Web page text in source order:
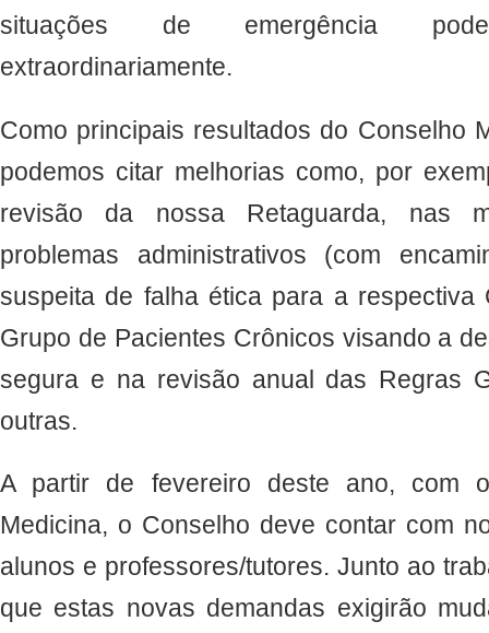
situações de emergência
extraordinariamente.
Como principais resultados do Conselho
podemos citar melhorias como, por
revisão da nossa Retaguarda, nas
problemas administrativos (com
suspeita de falha ética para a respectiva
Grupo de Pacientes Crônicos visando a
segura e na revisão anual das Regras
outras.
A partir de fevereiro deste ano, com
Medicina, o Conselho deve contar com
alunos e professores/tutores. Junto ao
que estas novas demandas exigirão